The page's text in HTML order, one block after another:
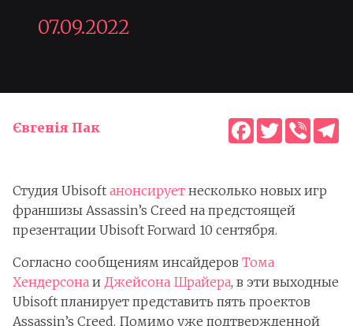
07.09.2022
Євгенія Пак Facebook
TwitterViber
Студия Ubisoft анонсирует несколько новых игр
франшизы Assassin’s Creed на предстоящей
презентации Ubisoft Forward 10 сентября.
Согласно сообщениям инсайдеров Тома
Хендерсона и Джейсона Шрайера, в эти выходные
Ubisoft планирует представить пять проектов
Assassin’s Creed. Помимо уже подтвержденной